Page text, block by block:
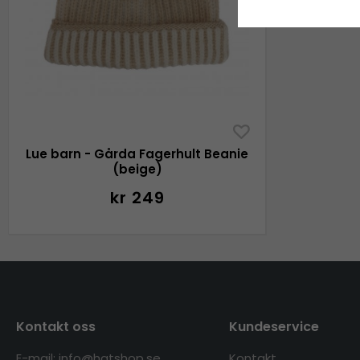
Lue barn - Gårda Fagerhult Beanie
(beige)
kr 249
Kontakt oss Kundeservice